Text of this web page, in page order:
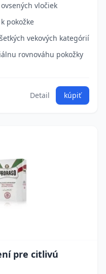
vločiek
pokožke
vekových kategórií
rovnováhu pokožky
Detail kúpiť
pre citlivú